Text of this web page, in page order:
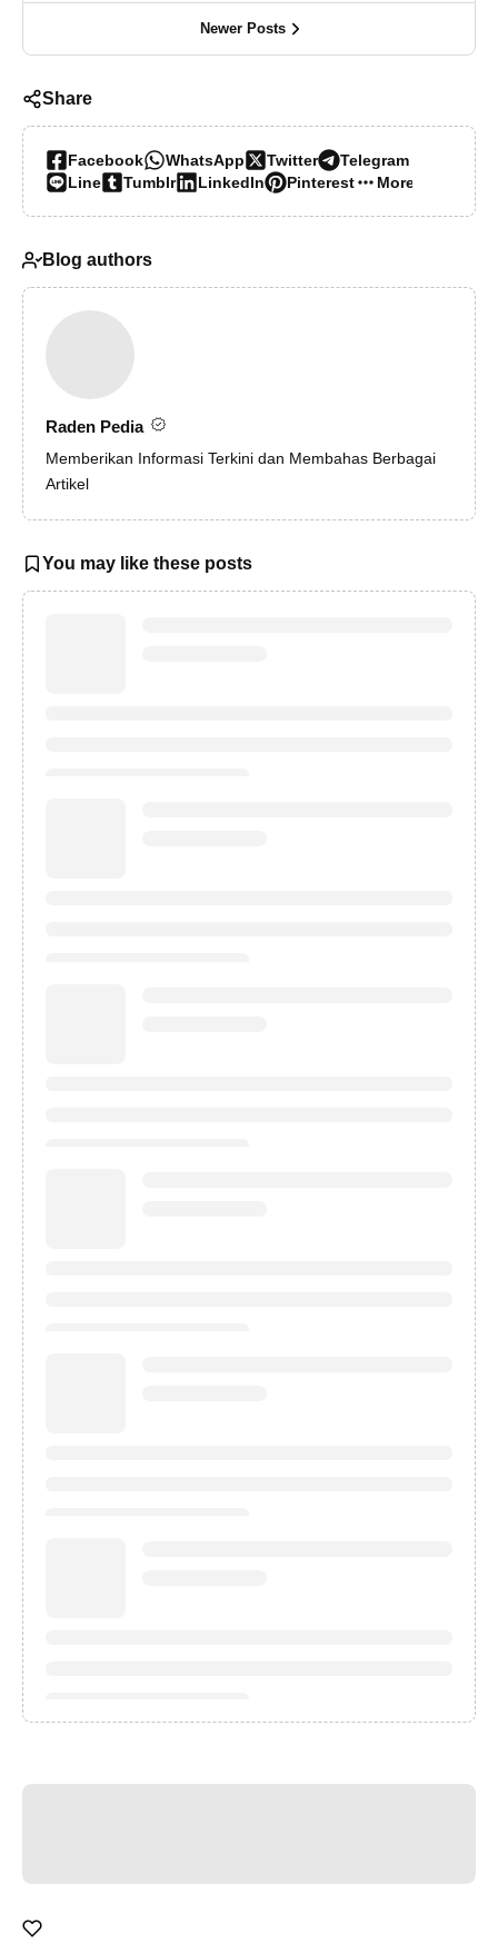
Newer Posts
Share
Facebook WhatsApp Twitter
Telegram
Line
Tumblr LinkedIn Pinterest More…
Blog authors
Raden Pedia
Memberikan Informasi Terkini dan Membahas Berbagai
Artikel
You may like these posts